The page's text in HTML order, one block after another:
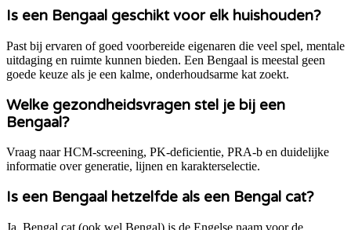
Is een Bengaal geschikt voor elk huishouden?
Past bij ervaren of goed voorbereide eigenaren die veel spel, mentale
uitdaging en ruimte kunnen bieden. Een Bengaal is meestal geen
goede keuze als je een kalme, onderhoudsarme kat zoekt.
Welke gezondheidsvragen stel je bij een
Bengaal?
Vraag naar HCM-screening, PK-deficientie, PRA-b en duidelijke
informatie over generatie, lijnen en karakterselectie.
Is een Bengaal hetzelfde als een Bengal cat?
Ja. Bengal cat (ook wel Bengal) is de Engelse naam voor de